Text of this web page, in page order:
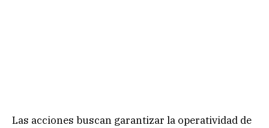
Las acciones buscan garantizar la operatividad de